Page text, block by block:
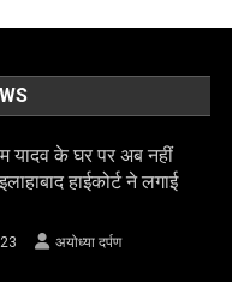
यादव के घर पर अब नहीं
हाईकोर्ट ने लगाई
अयोध्या दर्पण